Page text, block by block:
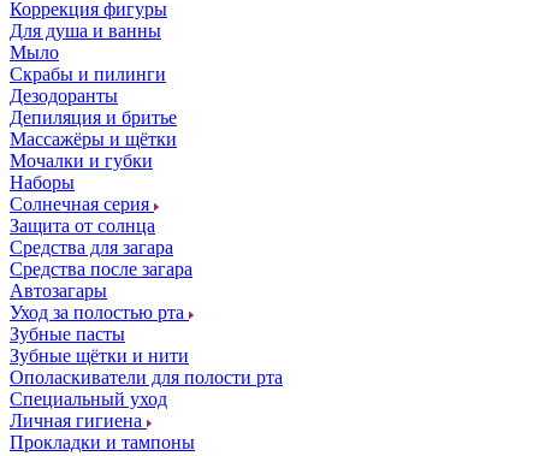
Коррекция фигуры
Для душа и ванны
Мыло
Скрабы и пилинги
Дезодоранты
Депиляция и бритье
Массажёры и щётки
Мочалки и губки
Наборы
Солнечная серия
Защита от солнца
Средства для загара
Средства после загара
Автозагары
Уход за полостью рта
Зубные пасты
Зубные щётки и нити
Ополаскиватели для полости рта
Специальный уход
Личная гигиена
Прокладки и тампоны